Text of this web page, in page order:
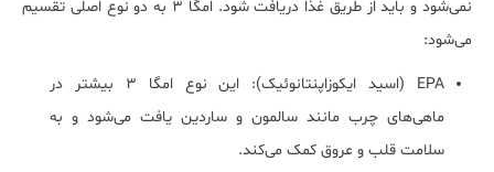
نمی‌شود و باید از طریق غذا دریافت شود. امگا ۳ به دو نوع اصلی تقسیم
می‌شود:
EPA (اسید ایکوزاپنتانوئیک): این نوع امگا ۳ بیشتر در
ماهی‌های چرب مانند سالمون و ساردین یافت می‌شود و به
سلامت قلب و عروق کمک می‌کند.